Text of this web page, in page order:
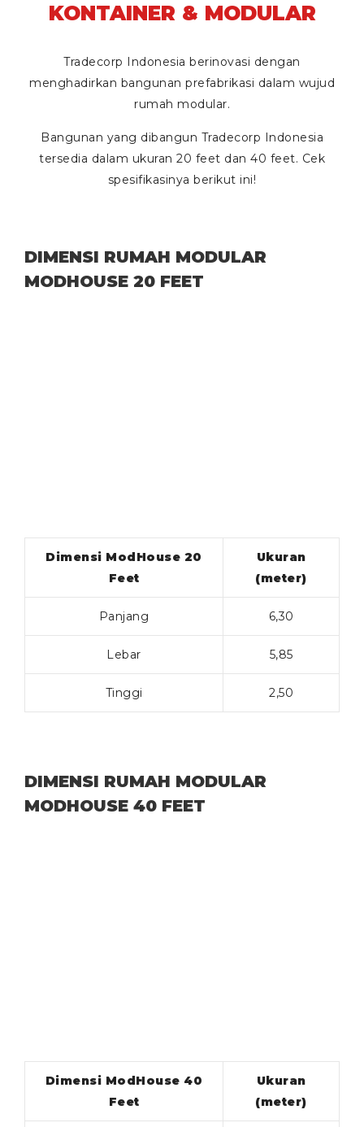
KONTAINER & MODULAR
Tradecorp Indonesia berinovasi dengan
menghadirkan bangunan prefabrikasi dalam wujud
rumah modular.
Bangunan yang dibangun Tradecorp Indonesia
tersedia dalam ukuran 20 feet dan 40 feet. Cek
spesifikasinya berikut ini!
DIMENSI RUMAH MODULAR
MODHOUSE 20 FEET
Dimensi ModHouse 20
Feet
Ukuran
(meter)
Panjang 6,30
Lebar 5,85
Tinggi 2,50
DIMENSI RUMAH MODULAR
MODHOUSE 40 FEET
Dimensi ModHouse 40
Feet
Ukuran
(meter)